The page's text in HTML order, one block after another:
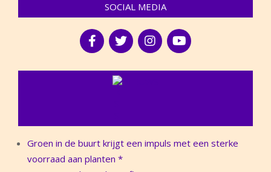
SOCIAL MEDIA
Groen in de buurt krijgt een impuls met een sterke
voorraad aan planten *